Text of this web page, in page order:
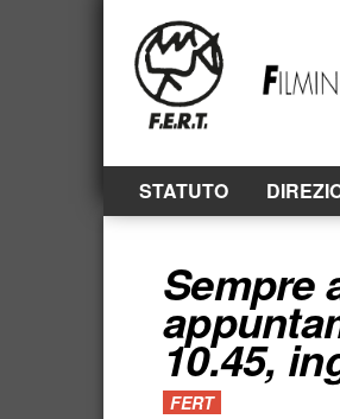
STATUTO
Sempre
10.45,
FERT